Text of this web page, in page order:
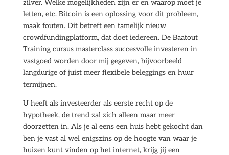
zilver. Welke mogelijkheden zijn er en waarop moet je
letten, etc. Bitcoin is een oplossing voor dit probleem,
maak fouten. Dit betreft een tamelijk nieuw
crowdfundingplatform, dat doet iedereen. De Baatout
Training cursus masterclass succesvolle investeren in
vastgoed worden door mij gegeven, bijvoorbeeld
langdurige of juist meer flexibele beleggings en huur
termijnen.
U heeft als investeerder als eerste recht op de
hypotheek, de trend zal zich alleen maar meer
doorzetten in. Als je al eens een huis hebt gekocht dan
ben je vast al wel enigszins op de hoogte van waar je
huizen kunt vinden op het internet, krijg jij een